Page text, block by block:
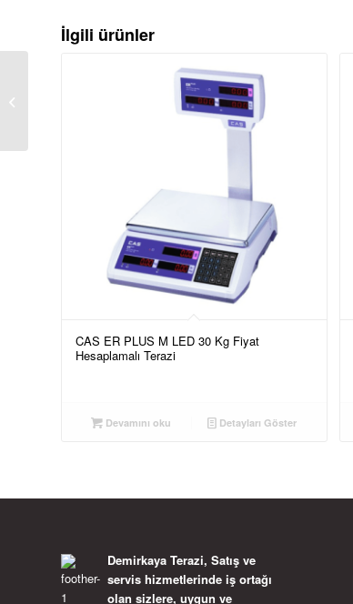
İlgili ürünler
CAS ER PLUS M LED 30 Kg Fiyat
Hesaplamalı Terazi
Devamını oku Detayları Göster
Demirkaya Terazi, Satış ve
servis hizmetlerinde iş ortağı
olan sizlere, uygun ve